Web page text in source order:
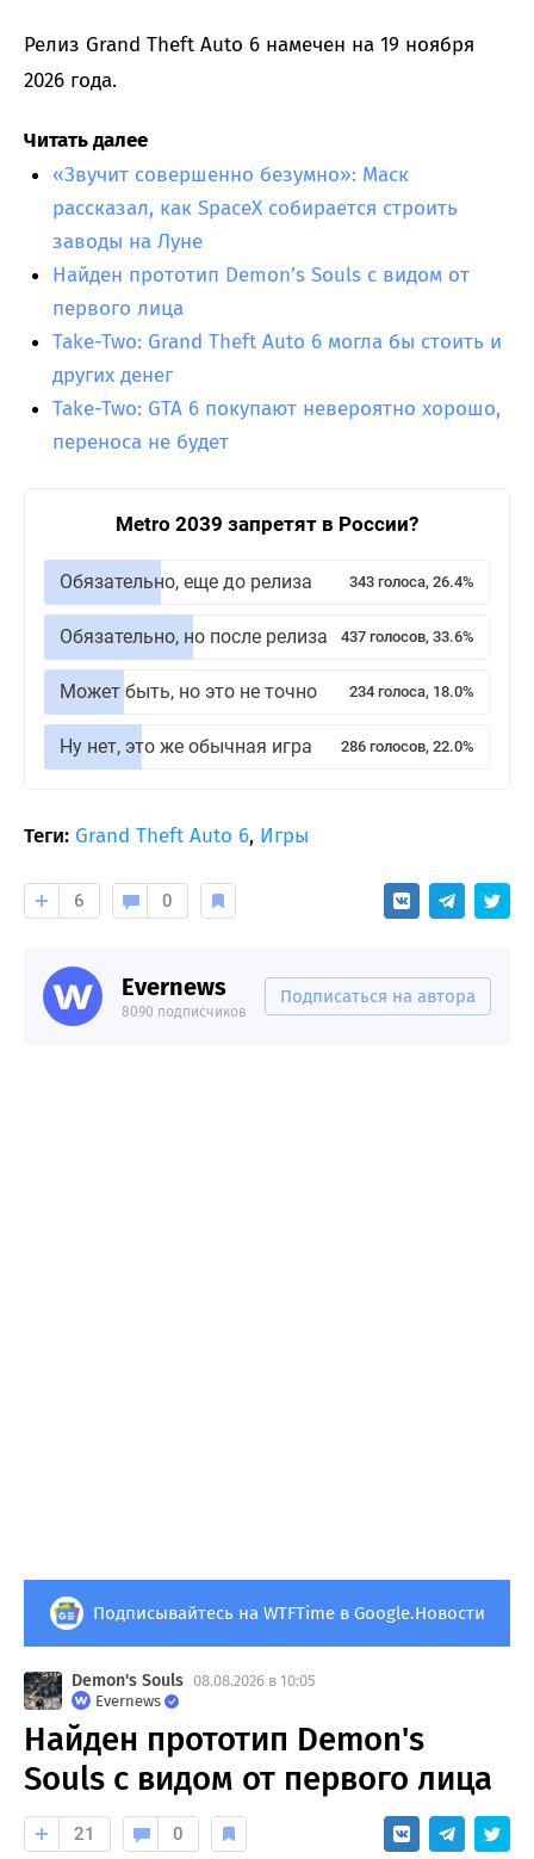
Релиз Grand Theft Auto 6 намечен на 19 ноября
2026 года.
Читать далее
«Звучит совершенно безумно»: Маск
рассказал, как SpaceX собирается строить
заводы на Луне
Найден прототип Demon’s Souls с видом от
первого лица
Take-Two: Grand Theft Auto 6 могла бы стоить и
других денег
Take-Two: GTA 6 покупают невероятно хорошо,
переноса не будет
Metro 2039 запретят в России?
Обязательно, еще до релиза 343 голоса, 26.4%
Обязательно, но после релиза 437 голосов, 33.6%
Может быть, но это не точно 234 голоса, 18.0%
Ну нет, это же обычная игра 286 голосов, 22.0%
Теги: Grand Theft Auto 6, Игры
6 0
Evernews
8090 подписчиков
Подписаться на автора
Подписывайтесь на WTFTime в Google.Новости
Demon's Souls 08.08.2026 в 10:05
Evernews
Найден прототип Demon's
Souls с видом от первого лица
21 0